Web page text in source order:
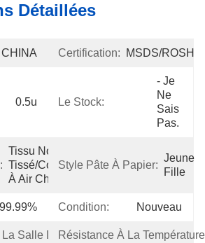
Détaillées
CHINA Certification: MSDS/ROSH
0.5u Le Stock:
- Je
Ne
Sais
Pas.
Tissu Non
Tissé/coton
À Air Chaud
Style Pâte À Papier:
Jeune
Fille
99.99% Condition: Nouveau
Salle D'exposition: Aucune
Résistance À La